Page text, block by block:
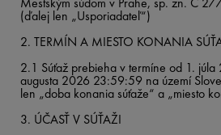
(ďalej len „Usporiadateľ“)
2. TERMÍN A MIESTO KONANIA
2.1 Súťaž prebieha v termíne od 1.
augusta 2026 23:59:59 na území
len „doba konania súťaže“ a „miesto
3. ÚČASŤ V SÚŤAŽI